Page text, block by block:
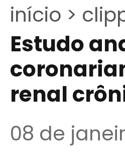
início >
Estudo
renal
08 de